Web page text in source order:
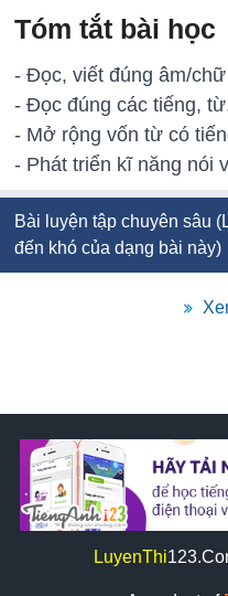
Tóm tắt bài học
- Đọc, viết đúng âm/
- Đọc đúng các tiếng,
- Mở rộng vốn từ có
- Phát triển kĩ năng nói
Bài luyện tập chuyên sâu
đến khó của dạng bài này)
LuyenThi123